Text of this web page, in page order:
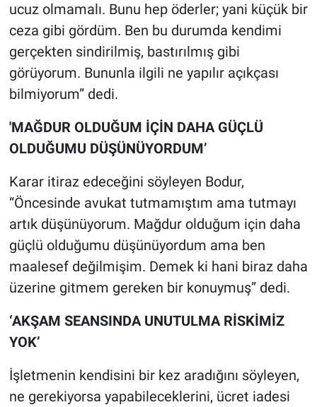
ucuz olmamalı. Bunu hep öderler; yani küçük bir
ceza gibi gördüm. Ben bu durumda kendimi
gerçekten sindirilmiş, bastırılmış gibi
görüyorum. Bununla ilgili ne yapılır açıkçası
bilmiyorum” dedi.
'MAĞDUR OLDUĞUM İÇİN DAHA GÜÇLÜ
OLDUĞUMU DÜŞÜNÜYORDUM’
Karar itiraz edeceğini söyleyen Bodur,
“Öncesinde avukat tutmamıştım ama tutmayı
artık düşünüyorum. Mağdur olduğum için daha
güçlü olduğumu düşünüyordum ama ben
maalesef değilmişim. Demek ki hani biraz daha
üzerine gitmem gereken bir konuymuş” dedi.
‘AKŞAM SEANSINDA UNUTULMA RİSKİMİZ
YOK’
İşletmenin kendisini bir kez aradığını söyleyen,
ne gerekiyorsa yapabileceklerini, ücret iadesi